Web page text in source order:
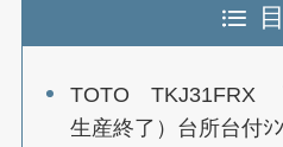
TOTO TKJ31FRX
生産終了）台所台付ｼ